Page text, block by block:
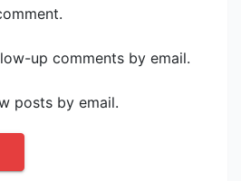
up comments by email.
posts by email.